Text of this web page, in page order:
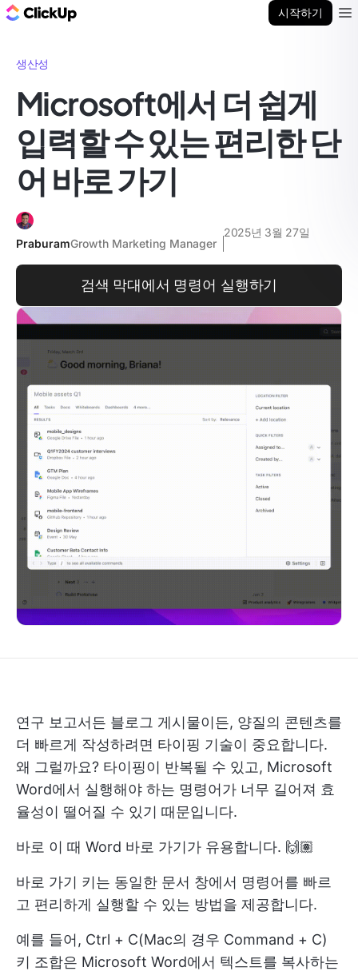
시작하기
생산성
Microsoft에서 더 쉽게
입력할 수 있는 편리한 단
어 바로 가기
PraburamGrowth Marketing Manager
2025년 3월 27일
검색 막대에서 명령어 실행하기
연구 보고서든 블로그 게시물이든, 양질의 콘텐츠를
더 빠르게 작성하려면 타이핑 기술이 중요합니다.
왜 그럴까요? 타이핑이 반복될 수 있고, Microsoft
Word에서 실행해야 하는 명령어가 너무 길어져 효
율성이 떨어질 수 있기 때문입니다.
바로 이 때 Word 바로 가기가 유용합니다. 🙌🏽
바로 가기 키는 동일한 문서 창에서 명령어를 빠르
고 편리하게 실행할 수 있는 방법을 제공합니다.
예를 들어, Ctrl + C(Mac의 경우 Command + C)
키 조합은 Microsoft Word에서 텍스트를 복사하는